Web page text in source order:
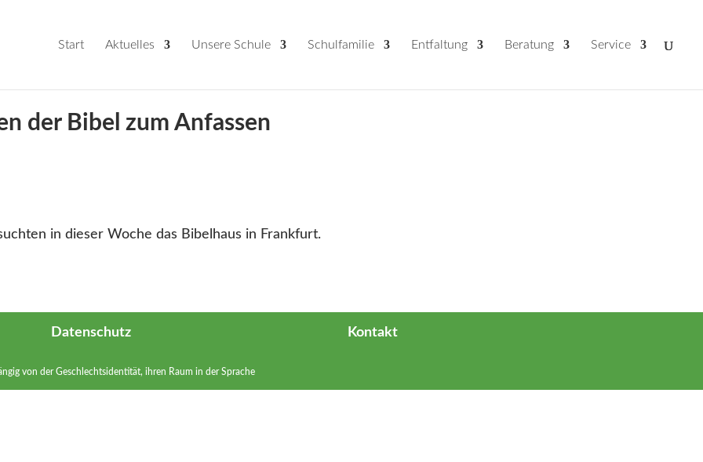
Start Aktuelles Unsere Schule Schulfamilie Entfaltung Beratung Service
der Bibel zum Anfassen
in dieser Woche das Bibelhaus in Frankfurt.
Datenschutz Kontakt
von der Geschlechtsidentität, ihren Raum in der Sprache